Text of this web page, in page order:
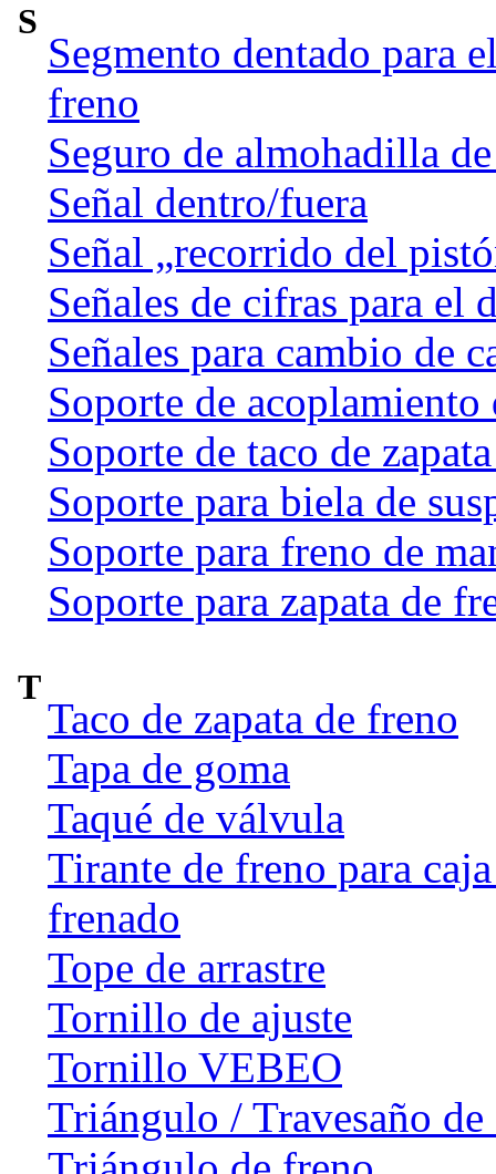
S
Segmento dentado para
freno
Seguro de almohadilla
Señal dentro/fuera
Señal „recorrido del
Señales de cifras para
Señales para cambio de
Soporte de acoplamiento
Soporte de taco de
Soporte para biela de
Soporte para freno de
Soporte para zapata de
T
Taco de zapata de freno
Tapa de goma
Taqué de válvula
Tirante de freno para
frenado
Tope de arrastre
Tornillo de ajuste
Tornillo VEBEO
Triángulo / Travesaño de